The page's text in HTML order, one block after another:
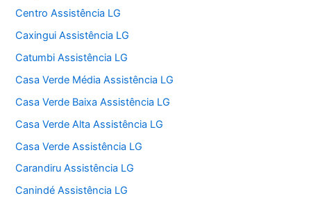
Centro Assistência LG
Caxingui Assistência LG
Catumbi Assistência LG
Casa Verde Média Assistência LG
Casa Verde Baixa Assistência LG
Casa Verde Alta Assistência LG
Casa Verde Assistência LG
Carandiru Assistência LG
Canindé Assistência LG